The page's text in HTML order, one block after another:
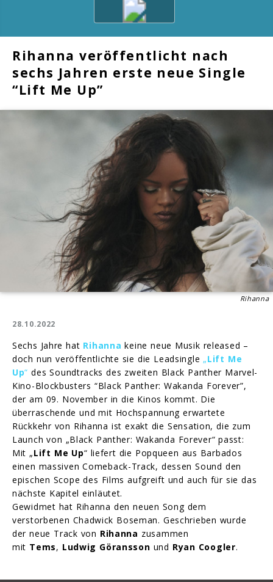
Rihanna veröffentlicht nach
sechs Jahren erste neue Single
“Lift Me Up”
Rihanna
28.10.2022
Sechs Jahre hat Rihanna keine neue Musik released –
doch nun veröffentlichte sie die Leadsingle „Lift Me
Up“ des Soundtracks des zweiten Black Panther Marvel-
Kino-Blockbusters “Black Panther: Wakanda Forever”,
der am 09. November in die Kinos kommt. Die
überraschende und mit Hochspannung erwartete
Rückkehr von Rihanna ist exakt die Sensation, die zum
Launch von „Black Panther: Wakanda Forever“ passt:
Mit „Lift Me Up“ liefert die Popqueen aus Barbados
einen massiven Comeback-Track, dessen Sound den
epischen Scope des Films aufgreift und auch für sie das
nächste Kapitel einläutet.
Gewidmet hat Rihanna den neuen Song dem
verstorbenen Chadwick Boseman. Geschrieben wurde
der neue Track von Rihanna zusammen
mit Tems, Ludwig Göransson und Ryan Coogler.